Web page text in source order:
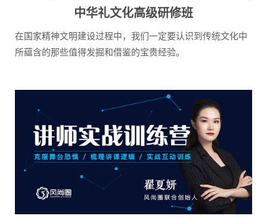
中华礼文化高级研修班
在国家精神文明建设过程中，我们一定要认识到传统文化中
所藴含的那些值得发掘和借鉴的宝贵经验。